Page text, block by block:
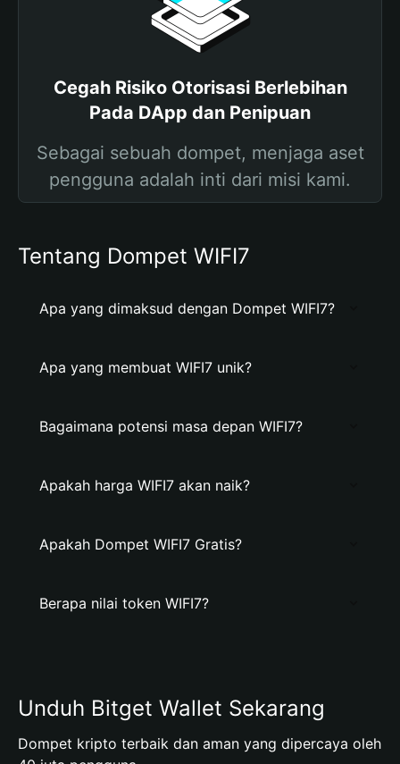
Cegah Risiko Otorisasi Berlebihan
Pada DApp dan Penipuan
Sebagai sebuah dompet, menjaga aset
pengguna adalah inti dari misi kami.
Tentang Dompet WIFI7
Apa yang dimaksud dengan Dompet WIFI7?
Apa yang membuat WIFI7 unik?
Bagaimana potensi masa depan WIFI7?
Apakah harga WIFI7 akan naik?
Apakah Dompet WIFI7 Gratis?
Berapa nilai token WIFI7?
Unduh Bitget Wallet Sekarang
Dompet kripto terbaik dan aman yang dipercaya oleh